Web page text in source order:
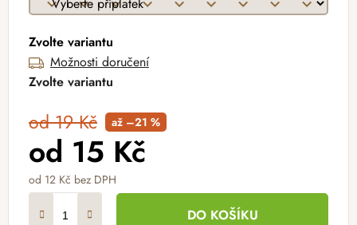
Zvolte variantu
Možnosti doručení
Zvolte variantu
od 19 Kč až –21 %
od 15 Kč
od 12 Kč bez DPH
DO KOŠÍKU